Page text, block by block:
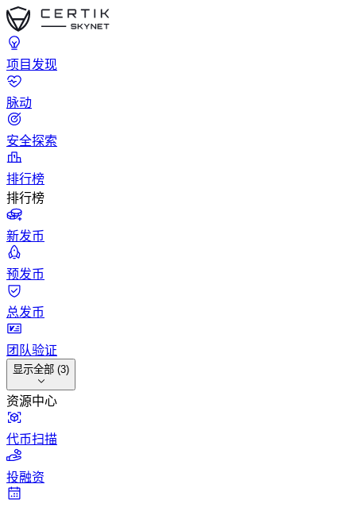
项目发现
脉动
安全探索
排行榜
排行榜
新发币
预发币
总发币
团队验证
显示全部 (3)
资源中心
代币扫描
投融资